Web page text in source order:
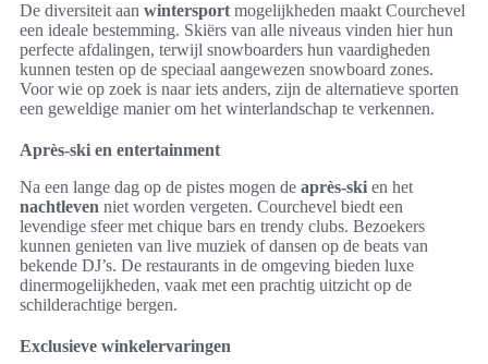
De diversiteit aan wintersport mogelijkheden maakt Courchevel
een ideale bestemming. Skiërs van alle niveaus vinden hier hun
perfecte afdalingen, terwijl snowboarders hun vaardigheden
kunnen testen op de speciaal aangewezen snowboard zones.
Voor wie op zoek is naar iets anders, zijn de alternatieve sporten
een geweldige manier om het winterlandschap te verkennen.
Après-ski en entertainment
Na een lange dag op de pistes mogen de après-ski en het
nachtleven niet worden vergeten. Courchevel biedt een
levendige sfeer met chique bars en trendy clubs. Bezoekers
kunnen genieten van live muziek of dansen op de beats van
bekende DJ’s. De restaurants in de omgeving bieden luxe
dinermogelijkheden, vaak met een prachtig uitzicht op de
schilderachtige bergen.
Exclusieve winkelervaringen